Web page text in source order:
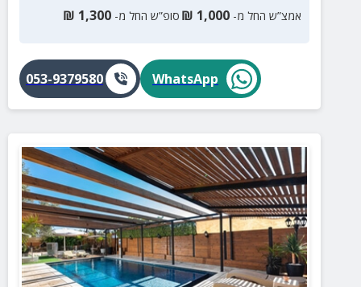
אמצ”ש החל מ- 1,000
₪ סופ”ש החל מ- 1,300
₪
WhatsApp
053-9379580